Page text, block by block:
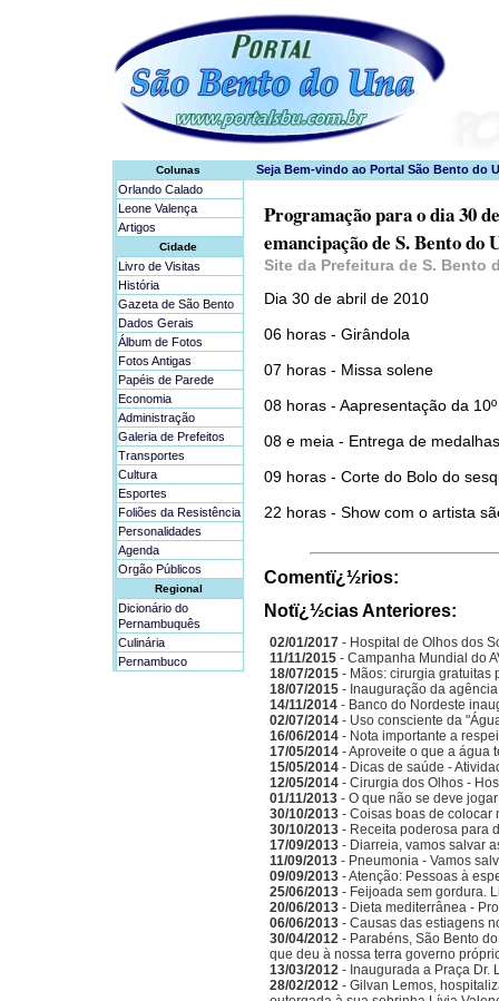
Colunas
Orlando Calado
Leone Valença
Artigos
Cidade
Livro de Visitas
História
Gazeta de São Bento
Dados Gerais
Álbum de Fotos
Fotos Antigas
Papéis de Parede
Economia
Administração
Galeria de Prefeitos
Transportes
Cultura
Esportes
Foliões da Resistência
Personalidades
Agenda
Orgão Públicos
Regional
Dicionário do
Pernambuquês
Culinária
Pernambuco
Programação para o dia 30
emancipação de S. Bento do
Site da Prefeitura de S. Bento
Dia 30 de abril de 2010
06 horas - Girândola
07 horas - Missa solene
08 horas - Aapresentação da
08 e meia - Entrega de medalhas
09 horas - Corte do Bolo do
22 horas - Show com o artista
Comentï¿½rios:
Notï¿½cias Anteriores:
02/01/2017 - Hospital de Olhos dos
11/11/2015 - Campanha Mundial do
18/07/2015 - Mãos: cirurgia gratuitas
18/07/2015 - Inauguração da
14/11/2014 - Banco do Nordeste
02/07/2014 - Uso consciente da
16/06/2014 - Nota importante a
17/05/2014 - Aproveite o que a água
15/05/2014 - Dicas de saúde -
12/05/2014 - Cirurgia dos Olhos -
01/11/2013 - O que não se deve
30/10/2013 - Coisas boas de colocar
30/10/2013 - Receita poderosa para
17/09/2013 - Diarreia, vamos salvar
11/09/2013 - Pneumonia - Vamos
09/09/2013 - Atenção: Pessoas à
25/06/2013 - Feijoada sem gordura.
20/06/2013 - Dieta mediterrânea -
06/06/2013 - Causas das estiagens
30/04/2012 - Parabéns, São Bento
que deu à nossa terra governo
13/03/2012 - Inaugurada a Praça Dr.
28/02/2012 - Gilvan Lemos,